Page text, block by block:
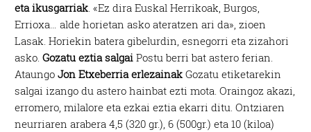
eta ikusgarriak. «Ez dira Euskal Herrikoak, Burgos,
Errioxa… alde horietan asko ateratzen ari da», zioen
Lasak. Horiekin batera gibelurdin, esnegorri eta zizahori
asko.Gozatu eztia salgaiPostu berri bat astero ferian.
AtaungoJon Etxeberria erlezainak Gozatu etiketarekin
salgai izango du astero hainbat ezti mota. Oraingoz akazi,
erromero, milalore eta ezkai eztia ekarri ditu. Ontziaren
neurriaren arabera 4,5 (320 gr.), 6 (500gr.) eta 10 (kiloa)